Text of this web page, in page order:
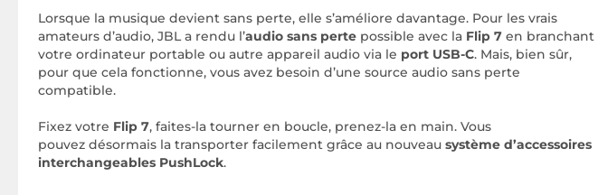
Lorsque la musique devient sans perte, elle s’améliore davantage. Pour les vrais
amateurs d’audio, JBL a rendu l’audio sans perte possible avec la Flip 7 en branchant
votre ordinateur portable ou autre appareil audio via le port USB-C. Mais, bien sûr,
pour que cela fonctionne, vous avez besoin d’une source audio sans perte
compatible.
Fixez votre Flip 7, faites-la tourner en boucle, prenez-la en main. Vous
pouvez désormais la transporter facilement grâce au nouveau système d’accessoires
interchangeables PushLock.